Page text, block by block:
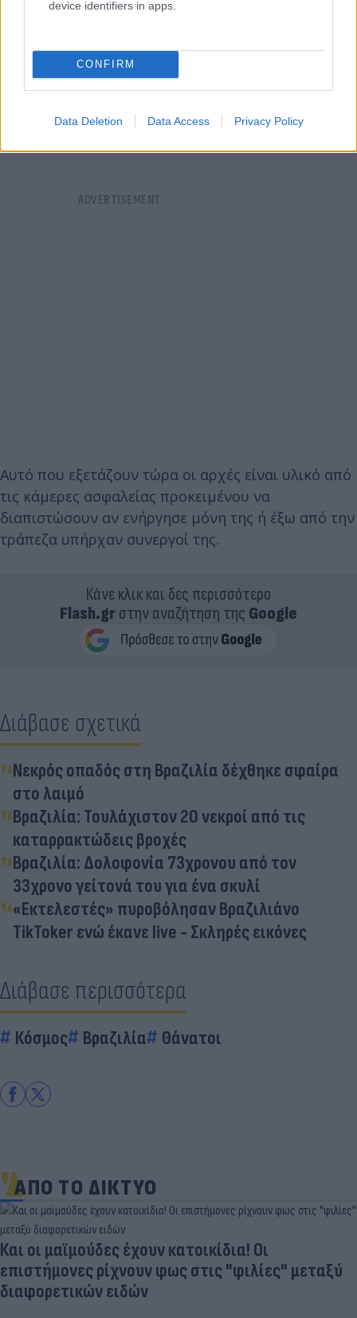
device identifiers in apps.
CONFIRM
Data Deletion Data Access Privacy Policy
Αυτό που εξετάζουν τώρα οι αρχές είναι υλικό από
τις κάμερες ασφαλείας προκειμένου να
διαπιστώσουν αν ενήργησε μόνη της ή έξω από την
τράπεζα υπήρχαν συνεργοί της.
Κάνε κλικ και δες περισσότερο
Flash.grστην αναζήτηση της Google
Διάβασε σχετικά
Νεκρός οπαδός στη Βραζιλία δέχθηκε σφαίρα
στο λαιμό
Βραζιλία: Τουλάχιστον 20 νεκροί από τις
καταρρακτώδεις βροχές
Βραζιλία: Δολοφονία 73χρονου από τον
33χρονο γείτονά του για ένα σκυλί
«Εκτελεστές» πυροβόλησαν Βραζιλιάνο
TikToker ενώ έκανε live - Σκληρές εικόνες
Διάβασε περισσότερα
Κόσμος Βραζιλία Θάνατοι
ΑΠΟ ΤΟ ΔΙΚΤΥΟ
Και οι μαϊμούδες έχουν κατοικίδια! Οι
επιστήμονες ρίχνουν φως στις "φιλίες" μεταξύ
διαφορετικών ειδών